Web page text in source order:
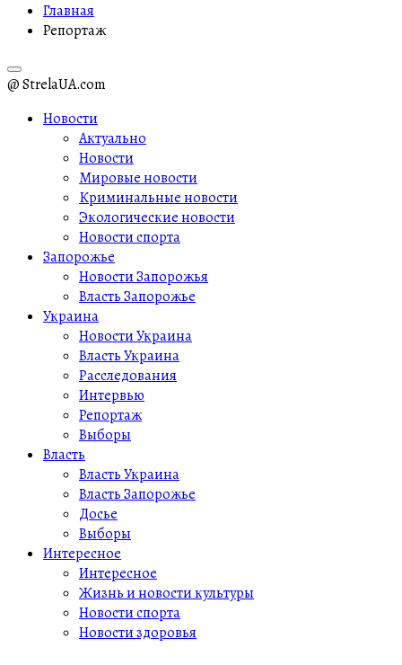
Главная
Репортаж
@ StrelaUA.com
Новости
Актуально
Новости
Мировые новости
Криминальные новости
Экологические новости
Новости спорта
Запорожье
Новости Запорожья
Власть Запорожье
Украина
Новости Украина
Власть Украина
Расследования
Интервью
Репортаж
Выборы
Власть
Власть Украина
Власть Запорожье
Досье
Выборы
Интересное
Интересное
Жизнь и новости культуры
Новости спорта
Новости здоровья